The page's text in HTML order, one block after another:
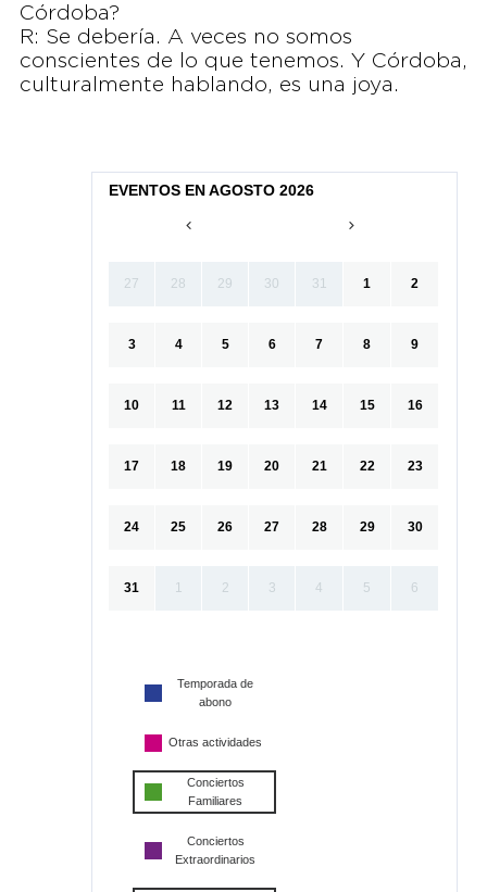
Córdoba?
R: Se debería. A veces no somos
conscientes de lo que tenemos. Y Córdoba,
culturalmente hablando, es una joya.
EVENTOS EN AGOSTO 2026
27 28 29 30 31 1 2
3 4 5 6 7 8 9
10 11 12 13 14 15 16
17 18 19 20 21 22 23
24 25 26 27 28 29 30
31 1 2 3 4 5 6
Temporada de
abono
Otras actividades
Conciertos
Familiares
Conciertos
Extraordinarios